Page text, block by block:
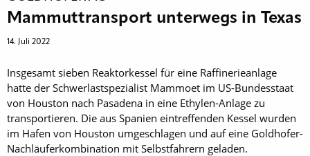
Mammuttransport unterwegs in Texas
14. Juli 2022
Insgesamt sieben Reaktorkessel für eine Raffinerieanlage
hatte der Schwerlastspezialist Mammoet im US-Bundesstaat
von Houston nach Pasadena in eine Ethylen-Anlage zu
transportieren. Die aus Spanien eintreffenden Kessel wurden
im Hafen von Houston umgeschlagen und auf eine Goldhofer-
Nachläuferkombination mit Selbstfahrern geladen.